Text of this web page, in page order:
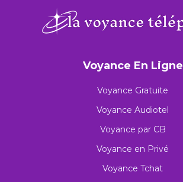
Voyance En Ligne
Voyance Gratuite
Voyance Audiotel
Voyance par CB
Voyance en Privé
Voyance Tchat